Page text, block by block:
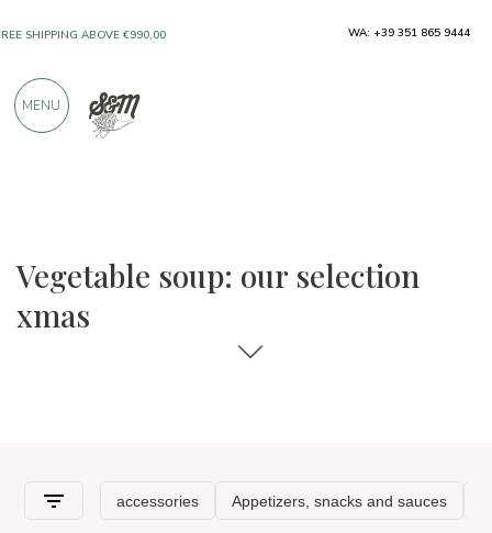
Vegetable soup: our selection
xmas
SHIPPING ABOVE €990,00
PRODUCTS FROM EXCELLENT
WA: +39 351 865 9444
MENU